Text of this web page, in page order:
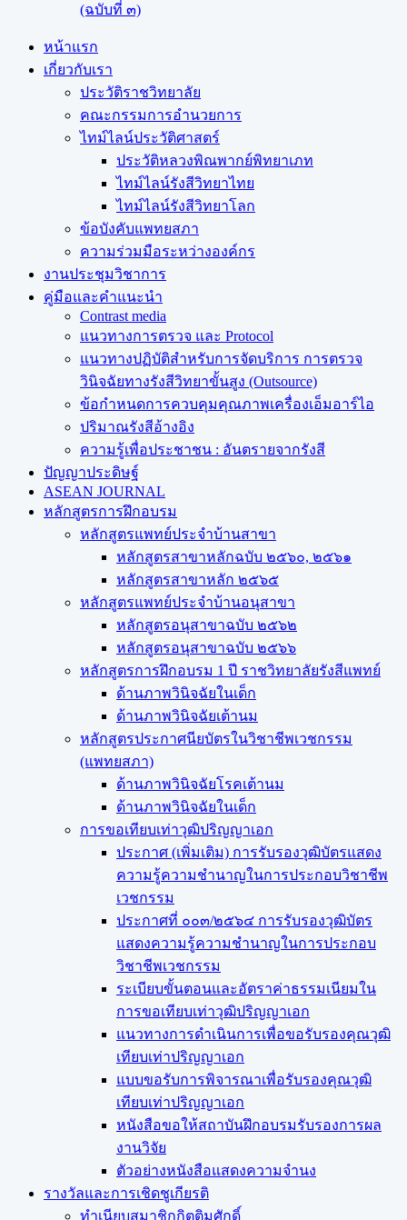
(ฉบับที่ ๓)
หน้าแรก
เกี่ยวกับเรา
ประวัติราชวิทยาลัย
คณะกรรมการอำนวยการ
ไทม์ไลน์ประวัติศาสตร์
ประวัติหลวงพิณพากย์พิทยาเภท
ไทม์ไลน์รังสีวิทยาไทย
ไทม์ไลน์รังสีวิทยาโลก
ข้อบังคับแพทยสภา
ความร่วมมือระหว่างองค์กร
งานประชุมวิชาการ
คู่มือและคำแนะนำ
Contrast media
แนวทางการตรวจ และ Protocol
แนวทางปฏิบัติสำหรับการจัดบริการ การตรวจ
วินิจฉัยทางรังสีวิทยาขั้นสูง (Outsource)
ข้อกำหนดการควบคุมคุณภาพเครื่องเอ็มอาร์ไอ
ปริมาณรังสีอ้างอิง
ความรู้เพื่อประชาชน : อันตรายจากรังสี
ปัญญาประดิษฐ์
ASEAN JOURNAL
หลักสูตรการฝึกอบรม
หลักสูตรแพทย์ประจำบ้านสาขา
หลักสูตรสาขาหลักฉบับ ๒๕๖๐, ๒๕๖๑
หลักสูตรสาขาหลัก ๒๕๖๕
หลักสูตรแพทย์ประจำบ้านอนุสาขา
หลักสูตรอนุสาขาฉบับ ๒๕๖๒
หลักสูตรอนุสาขาฉบับ ๒๕๖๖
หลักสูตรการฝึกอบรม 1 ปี ราชวิทยาลัยรังสีแพทย์
ด้านภาพวินิจฉัยในเด็ก
ด้านภาพวินิจฉัยเต้านม
หลักสูตรประกาศนียบัตรในวิชาชีพเวชกรรม
(แพทยสภา)
ด้านภาพวินิจฉัยโรคเต้านม
ด้านภาพวินิจฉัยในเด็ก
การขอเทียบเท่า​วุฒิปริญญา​เอก
ประกาศ (เพิ่มเติม) การรับรองวุฒิบัตรแสดง
ความรู้ความชำนาญในการประกอบวิชาชีพ
เวชกรรม
ประกาศที่ ๐๐๓/๒๕๖๔ การรับรองวุฒิบัตร
แสดงความรู้ความชำนาญในการประกอบ
วิชาชีพเวชกรรม
ระเบียบขั้นตอนและอัตราค่าธรรมเนียมใน
การขอเทียบเท่าวุฒิปริญญาเอก
แนวทางการดำเนินการเพื่อขอรับรองคุณวุฒิ
เทียบเท่าปริญญาเอก
แบบขอรับการพิจารณาเพื่อรับรองคุณวุฒิ
เทียบเท่าปริญญาเอก
หนังสือขอให้สถาบันฝึกอบรมรับรองการผล
งานวิจัย
ตัวอย่างหนังสือแสดงความจำนง
รางวัลและการเชิดชูเกียรติ
ทำเนียบสมาชิกกิตติมศักดิ์